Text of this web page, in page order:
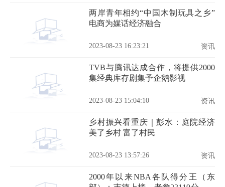
两岸青年相约“中国木制玩具之乡”
电商为媒话经济融合
2023-08-23 16:23:21 资讯
TVB与腾讯达成合作，将提供2000
集经典库存剧集予企鹅影视
2023-08-23 15:04:10 资讯
乡村振兴看重庆｜彭水：庭院经济
美了乡村 富了村民
2023-08-23 13:57:26 资讯
2000年以来NBA各队得分王（东